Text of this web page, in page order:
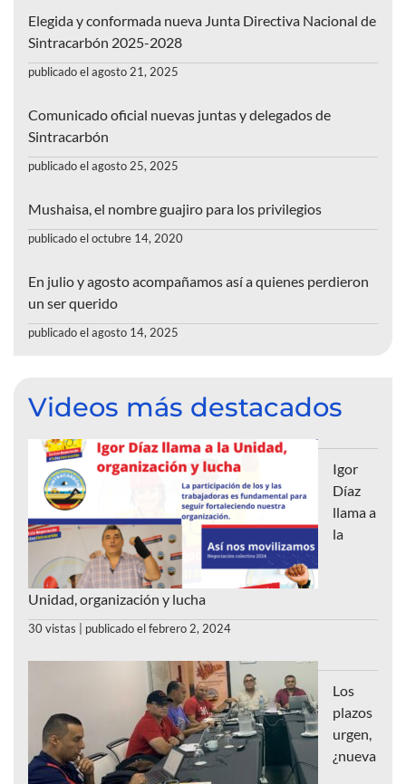
Elegida y conformada nueva Junta Directiva Nacional de
Sintracarbón 2025-2028
publicado el agosto 21, 2025
Comunicado oficial nuevas juntas y delegados de
Sintracarbón
publicado el agosto 25, 2025
Mushaisa, el nombre guajiro para los privilegios
publicado el octubre 14, 2020
En julio y agosto acompañamos así a quienes perdieron
un ser querido
publicado el agosto 14, 2025
Videos más destacados
Igor
Díaz
llama a
la
Unidad, organización y lucha
30 vistas publicado el febrero 2, 2024
Los
plazos
urgen,
¿nueva